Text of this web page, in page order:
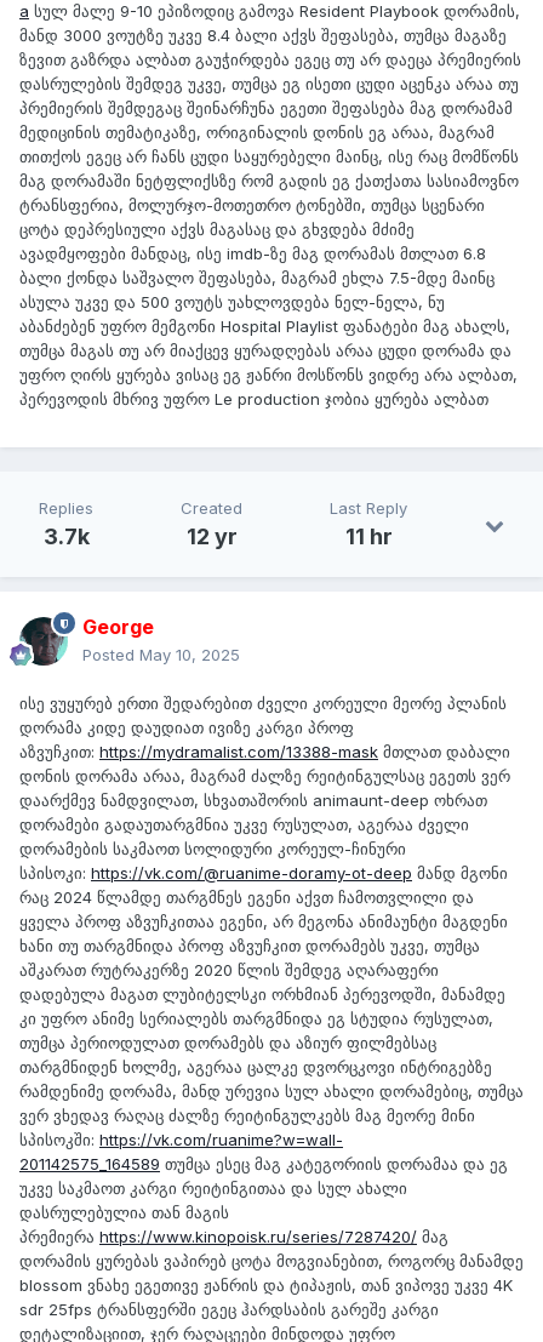
a სულ მალე 9-10 ეპიზოდიც გამოვა Resident Playbook დორამის,
მანდ 3000 ვოუტზე უკვე 8.4 ბალი აქვს შეფასება, თუმცა მაგაზე
ზევით გაზრდა ალბათ გაუჭირდება ეგეც თუ არ დაეცა პრემიერის
დასრულების შემდეგ უკვე, თუმცა ეგ ისეთი ცუდი აცენკა არაა თუ
პრემიერის შემდეგაც შეინარჩუნა ეგეთი შეფასება მაგ დორამამ
მედიცინის თემატიკაზე, ორიგინალის დონის ეგ არაა, მაგრამ
თითქოს ეგეც არ ჩანს ცუდი საყურებელი მაინც, ისე რაც მომწონს
მაგ დორამაში ნეტფლიქსზე რომ გადის ეგ ქათქათა სასიამოვნო
ტრანსფერია, მოლურჯო-მოთეთრო ტონებში, თუმცა სცენარი
ცოტა დეპრესიული აქვს მაგასაც და გხვდება მძიმე
ავადმყოფები მანდაც, ისე imdb-ზე მაგ დორამას მთლათ 6.8
ბალი ქონდა საშვალო შეფასება, მაგრამ ეხლა 7.5-მდე მაინც
ასულა უკვე და 500 ვოუტს უახლოვდება ნელ-ნელა, ნუ
აბანძებენ უფრო მემგონი Hospital Playlist ფანატები მაგ ახალს,
თუმცა მაგას თუ არ მიაქცევ ყურადღებას არაა ცუდი დორამა და
უფრო ღირს ყურება ვისაც ეგ ჟანრი მოსწონს ვიდრე არა ალბათ,
პერევოდის მხრივ უფრო Le production ჯობია ყურება ალბათ
Replies
3.7k
Created
12 yr
Last Reply
11 hr
George
Posted May 10, 2025
ისე ვუყურებ ერთი შედარებით ძველი კორეული მეორე პლანის
დორამა კიდე დაუდიათ ივიზე კარგი პროფ
აზვუჩკით: https://mydramalist.com/13388-mask მთლათ დაბალი
დონის დორამა არაა, მაგრამ ძალზე რეიტინგულსაც ეგეთს ვერ
დაარქმევ ნამდვილათ, სხვათაშორის animaunt-deep ოხრათ
დორამები გადაუთარგმნია უკვე რუსულათ, აგერაა ძველი
დორამების საკმაოთ სოლიდური კორეულ-ჩინური
სპისოკი: https://vk.com/@ruanime-doramy-ot-deep მანდ მგონი
რაც 2024 წლამდე თარგმნეს ეგენი აქვთ ჩამოთვლილი და
ყველა პროფ აზვუჩკითაა ეგენი, არ მეგონა ანიმაუნტი მაგდენი
ხანი თუ თარგმნიდა პროფ აზვუჩკით დორამებს უკვე, თუმცა
აშკარათ რუტრაკერზე 2020 წლის შემდეგ აღარაფერი
დადებულა მაგათ ლუბიტელსკი ორხმიან პერევოდში, მანამდე
კი უფრო ანიმე სერიალებს თარგმნიდა ეგ სტუდია რუსულათ,
თუმცა პერიოდულათ დორამებს და აზიურ ფილმებსაც
თარგმნიდენ ხოლმე, აგერაა ცალკე დვორცკოვი ინტრიგებზე
რამდენიმე დორამა, მანდ ურევია სულ ახალი დორამებიც, თუმცა
ვერ ვხედავ რაღაც ძალზე რეიტინგულკებს მაგ მეორე მინი
სპისოკში: https://vk.com/ruanime?w=wall-
201142575_164589 თუმცა ესეც მაგ კატეგორიის დორამაა და ეგ
უკვე საკმაოთ კარგი რეიტინგითაა და სულ ახალი
დასრულებულია თან მაგის
პრემიერა https://www.kinopoisk.ru/series/7287420/ მაგ
დორამის ყურებას ვაპირებ ცოტა მოგვიანებით, როგორც მანამდე
blossom ვნახე ეგეთივე ჟანრის და ტიპაჟის, თან ვიპოვე უკვე 4K
sdr 25fps ტრანსფერში ეგეც ჰარდსაბის გარეშე კარგი
დეტალიზაციით, ჯერ რაღაცეები მინდოდა უფრო